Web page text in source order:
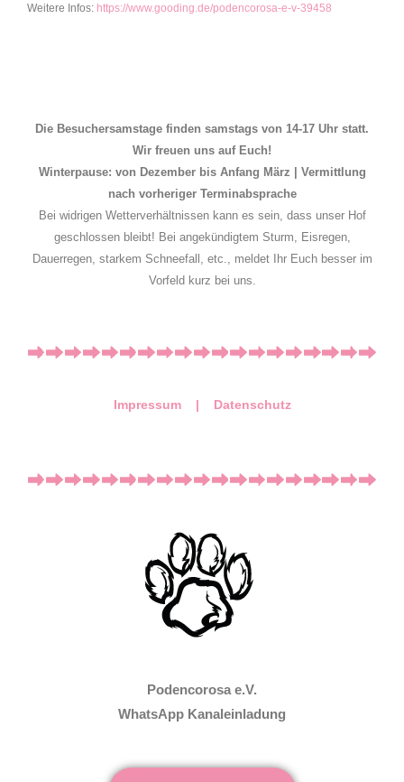
Weitere Infos: https://www.gooding.de/podencorosa-e-v-39458
Die Besuchersamstage finden samstags von 14-17 Uhr statt.
Wir freuen uns auf Euch!
Winterpause: von Dezember bis Anfang März | Vermittlung
nach vorheriger Terminabsprache
Bei widrigen Wetterverhältnissen kann es sein, dass unser Hof
geschlossen bleibt! Bei angekündigtem Sturm, Eisregen,
Dauerregen, starkem Schneefall, etc., meldet Ihr Euch besser im
Vorfeld kurz bei uns.
Impressum | Datenschutz
Podencorosa e.V.
WhatsApp Kanaleinladung